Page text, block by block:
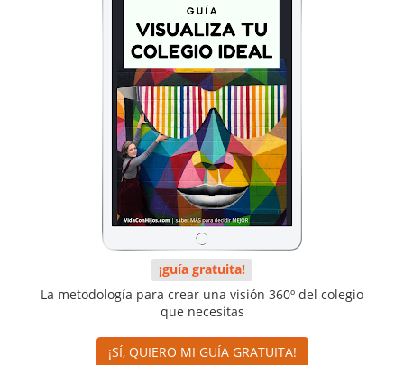
¡guía gratuita!
La metodología para crear una visión 360º del colegio
que necesitas
¡SÍ, QUIERO MI GUÍA GRATUITA!